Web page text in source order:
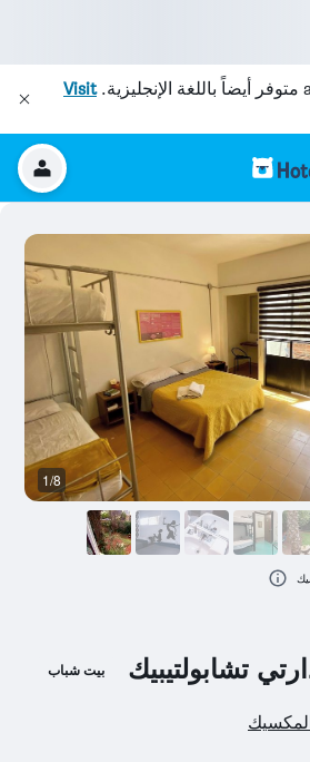
متوفر أيضاً باللغة الإنجليزية.Visit
تشابولتيبيك بيت شباب
1/8